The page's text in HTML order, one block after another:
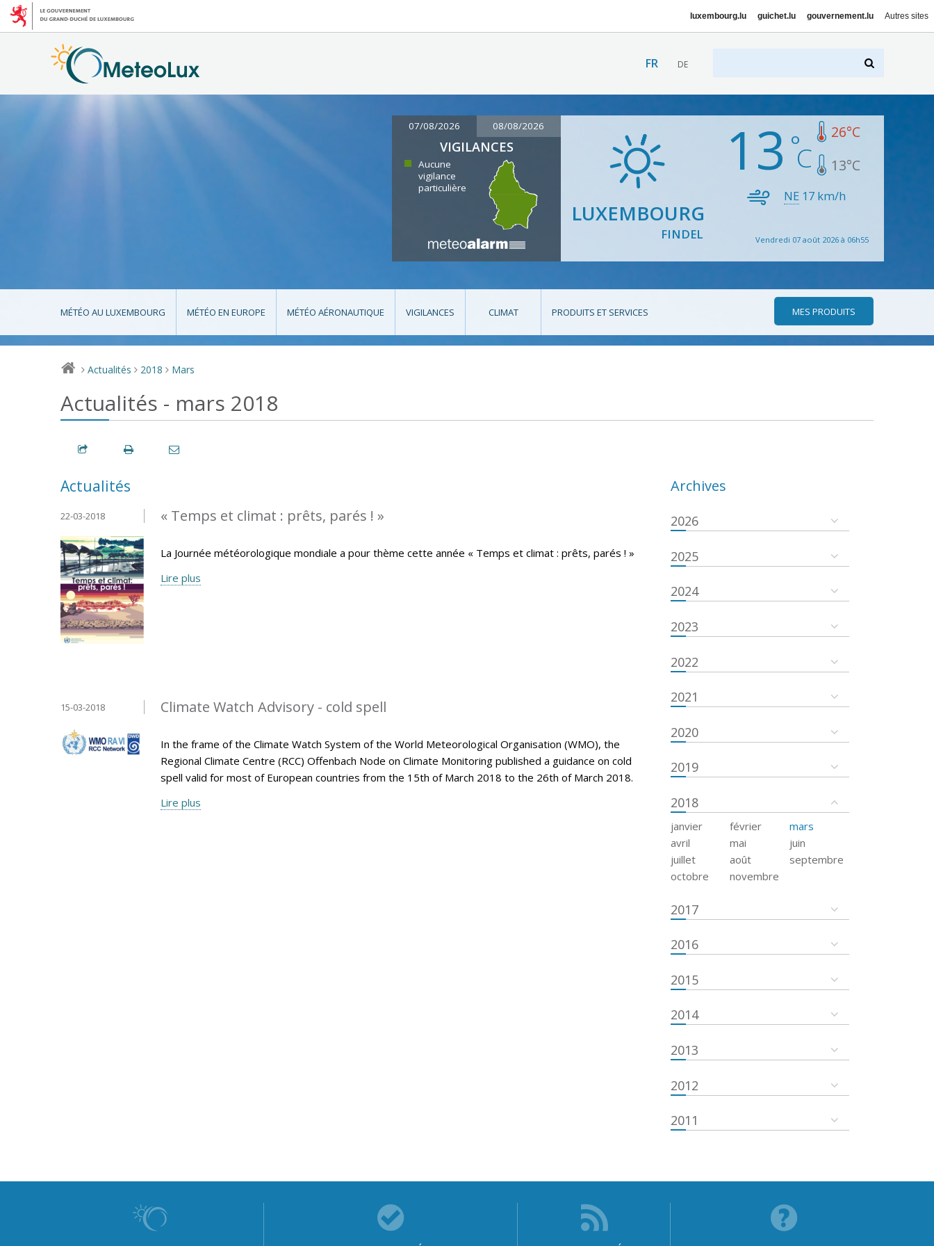
luxembourg.lu guichet.lu gouvernement.lu Autres sites
FR DE
07/08/2026 08/08/2026
VIGILANCES
Aucune
vigilance
particulière
LUXEMBOURG
FINDEL
13 26°C
13°C
NE 17 km/h
Vendredi 07 août 2026 à 06h55
MÉTÉO AU LUXEMBOURG MÉTÉO EN EUROPE MÉTÉO AÉRONAUTIQUE VIGILANCES CLIMAT PRODUITS ET SERVICES MES PRODUITS
> Actualités > 2018 > Mars
Actualités - mars 2018
Actualités
« Temps et climat : prêts, parés ! »
22-03-2018
La Journée météorologique mondiale a pour thème cette année « Temps et climat : prêts, parés ! »
Lire plus
Climate Watch Advisory - cold spell
15-03-2018
In the frame of the Climate Watch System of the World Meteorological Organisation (WMO), the
Regional Climate Centre (RCC) Offenbach Node on Climate Monitoring published a guidance on cold
spell valid for most of European countries from the 15th of March 2018 to the 26th of March 2018.
Lire plus
Archives
2026
2025
2024
2023
2022
2021
2020
2019
2018
janvier février
mars
avril
mai
juin
juillet
août
septembre
octobre
novembre
2017
2016
2015
2014
2013
2012
2011